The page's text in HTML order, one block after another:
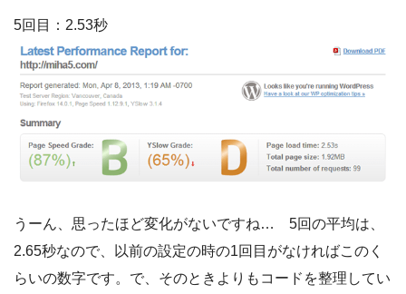
5回目：2.53秒
うーん、思ったほど変化がないですね… 5回の平均は、
2.65秒なので、以前の設定の時の1回目がなければこのく
らいの数字です。で、そのときよりもコードを整理してい